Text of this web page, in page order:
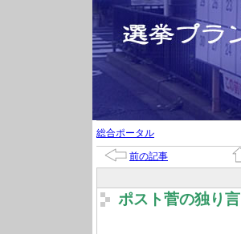
総合ポータル
前の記事
ポスト菅の独り言